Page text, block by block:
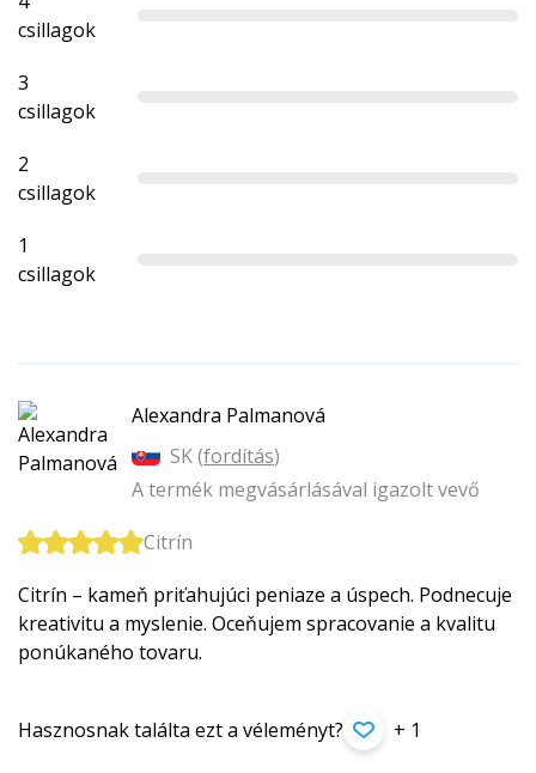
csillagok
3
csillagok
2
csillagok
1
csillagok
Alexandra Palmanová
SK (fordítás)
A termék megvásárlásával igazolt vevő
Citrín
Citrín – kameň priťahujúci peniaze a úspech. Podnecuje
kreativitu a myslenie. Oceňujem spracovanie a kvalitu
ponúkaného tovaru.
Hasznosnak találta ezt a véleményt? + 1